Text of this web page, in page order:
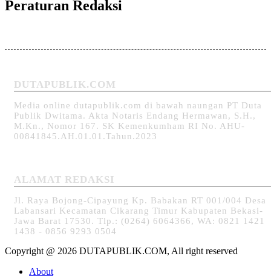
Peraturan Redaksi
DUTAPUBLIK.COM
Media online dutapublik.com di bawah naungan PT Duta
Publik Dwitama. Akta Notaris Endang Hermawan, S.H.,
M.Kn., Nomor 167. SK Kemenkumham RI No. AHU-
00841845.AH.01.01.Tahun.2023
ALAMAT REDAKSI
Jl. Raya Bojong-Cipayung Kp. Babakan RT 001/004 Desa
Labansari Kecamatan Cikarang Timur Kabupaten Bekasi-
Jawa Barat 17530. Tlp.: (0264) 6064366, WA: 0821 1421
1438 - 0856 9293 0504
Copyright @ 2026 DUTAPUBLIK.COM, All right reserved
About